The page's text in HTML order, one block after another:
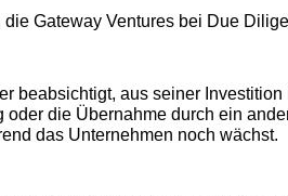
Gateway Ventures bei Due
beabsichtigt, aus seiner
die Übernahme durch ein
das Unternehmen noch wächst.